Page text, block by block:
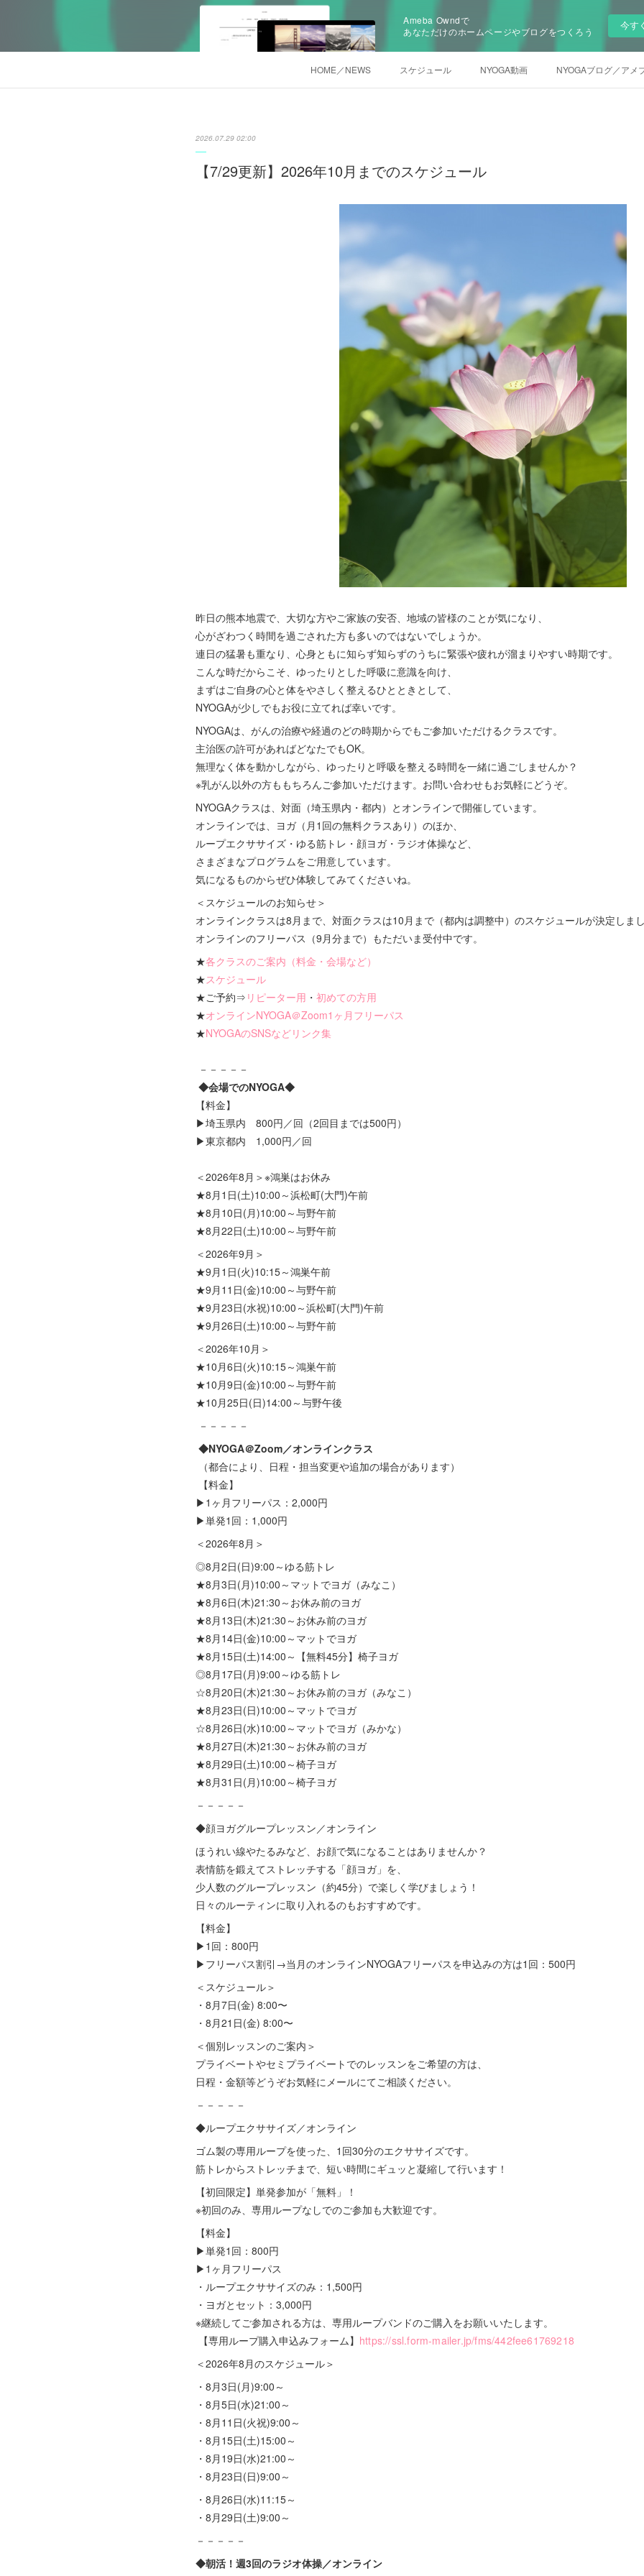
Ameba Owndで
あなただけのホームページやブログをつくろう
今す
HOME／NEWS スケジュール NYOGA動画 NYOGAブログ／アメ
2026.07.29 02:00
【7/29更新】2026年10月までのスケジュール
昨日の熊本地震で、大切な方やご家族の安否、地域の皆様のことが気になり、
心がざわつく時間を過ごされた方も多いのではないでしょうか。
連日の猛暑も重なり、心身ともに知らず知らずのうちに緊張や疲れが溜まりやすい時期です。
こんな時だからこそ、ゆったりとした呼吸に意識を向け、
まずはご自身の心と体をやさしく整えるひとときとして、
NYOGAが少しでもお役に立てれば幸いです。
NYOGAは、がんの治療や経過のどの時期からでもご参加いただけるクラスです。
主治医の許可があればどなたでもOK。
無理なく体を動かしながら、ゆったりと呼吸を整える時間を一緒に過ごしませんか？
※乳がん以外の方ももちろんご参加いただけます。お問い合わせもお気軽にどうぞ。
NYOGAクラスは、対面（埼玉県内・都内）とオンラインで開催しています。
オンラインでは、ヨガ（月1回の無料クラスあり）のほか、
ループエクササイズ・ゆる筋トレ・顔ヨガ・ラジオ体操など、
さまざまなプログラムをご用意しています。
気になるものからぜひ体験してみてくださいね。
＜スケジュールのお知らせ＞
オンラインクラスは8月まで、対面クラスは10月まで（都内は調整中）のスケジュールが決定しま
オンラインのフリーパス（9月分まで）もただいま受付中です。
★各クラスのご案内（料金・会場など）
★スケジュール
★ご予約⇒ リピーター用 ・ 初めての方用
★オンラインNYOGA＠Zoom1ヶ月フリーパス
★NYOGAのSNSなどリンク集
－－－－－
◆会場でのNYOGA◆
【料金】
▶埼玉県内 800円／回（2回目までは500円）
▶東京都内 1,000円／回
＜2026年8月＞※鴻巣はお休み
★8月1日(土)10:00～浜松町(大門)午前
★8月10日(月)10:00～与野午前
★8月22日(土)10:00～与野午前
＜2026年9月＞
★9月1日(火)10:15～鴻巣午前
★9月11日(金)10:00～与野午前
★9月23日(水祝)10:00～浜松町(大門)午前
★9月26日(土)10:00～与野午前
＜2026年10月＞
★10月6日(火)10:15～鴻巣午前
★10月9日(金)10:00～与野午前
★10月25日(日)14:00～与野午後
－－－－－
◆NYOGA＠Zoom／オンラインクラス
（都合により、日程・担当変更や追加の場合があります）
【料金】
▶1ヶ月フリーパス：2,000円
▶単発1回：1,000円
＜2026年8月＞
◎8月2日(日)9:00～ゆる筋トレ
★8月3日(月)10:00～マットでヨガ（みなこ）
★8月6日(木)21:30～お休み前のヨガ
★8月13日(木)21:30～お休み前のヨガ
★8月14日(金)10:00～マットでヨガ
★8月15日(土)14:00～【無料45分】椅子ヨガ
◎8月17日(月)9:00～ゆる筋トレ
☆8月20日(木)21:30～お休み前のヨガ（みなこ）
★8月23日(日)10:00～マットでヨガ
☆8月26日(水)10:00～マットでヨガ（みかな）
★8月27日(木)21:30～お休み前のヨガ
★8月29日(土)10:00～椅子ヨガ
★8月31日(月)10:00～椅子ヨガ
－－－－－
◆顔ヨガグループレッスン／オンライン
ほうれい線やたるみなど、お顔で気になることはありませんか？
表情筋を鍛えてストレッチする「顔ヨガ」を、
少人数のグループレッスン（約45分）で楽しく学びましょう！
日々のルーティンに取り入れるのもおすすめです。
【料金】
▶1回：800円
▶フリーパス割引→当月のオンラインNYOGAフリーパスを申込みの方は1回：500円
＜スケジュール＞
・8月7日(金) 8:00〜
・8月21日(金) 8:00〜
＜個別レッスンのご案内＞
プライベートやセミプライベートでのレッスンをご希望の方は、
日程・金額等どうぞお気軽にメールにてご相談ください。
－－－－－
◆ループエクササイズ／オンライン
ゴム製の専用ループを使った、1回30分のエクササイズです。
筋トレからストレッチまで、短い時間にギュッと凝縮して行います！
【初回限定】単発参加が「無料」！
※初回のみ、専用ループなしでのご参加も大歓迎です。
【料金】
▶単発1回：800円
▶1ヶ月フリーパス
・ループエクササイズのみ：1,500円
・ヨガとセット：3,000円
※継続してご参加される方は、専用ループバンドのご購入をお願いいたします。
【専用ループ購入申込みフォーム】 https://ssl.form-mailer.jp/fms/442fee61769218
＜2026年8月のスケジュール＞
・8月3日(月)9:00～
・8月5日(水)21:00～
・8月11日(火祝)9:00～
・8月15日(土)15:00～
・8月19日(水)21:00～
・8月23日(日)9:00～
・8月26日(水)11:15～
・8月29日(土)9:00～
－－－－－
◆朝活！週3回のラジオ体操／オンライン